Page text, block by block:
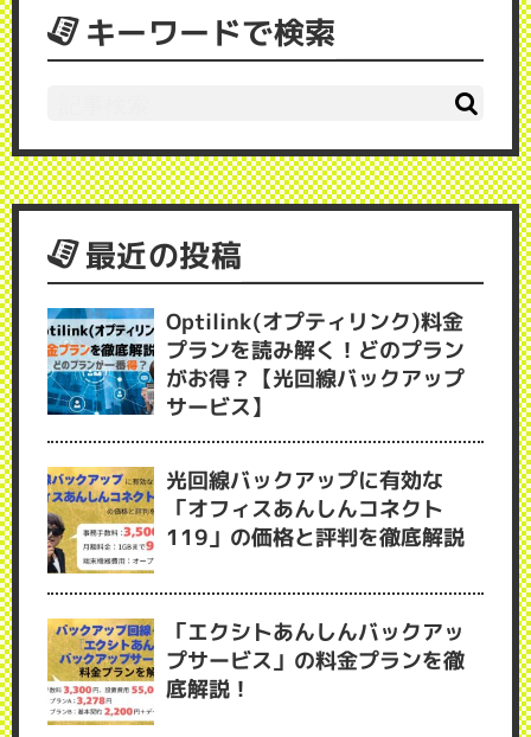
キーワードで検索
最近の投稿
Optilink(オプティリンク)料金
プランを読み解く！どのプラン
がお得？【光回線バックアップ
サービス】
光回線バックアップに有効な
「オフィスあんしんコネクト
119」の価格と評判を徹底解説
「エクシトあんしんバックアッ
プサービス」の料金プランを徹
底解説！